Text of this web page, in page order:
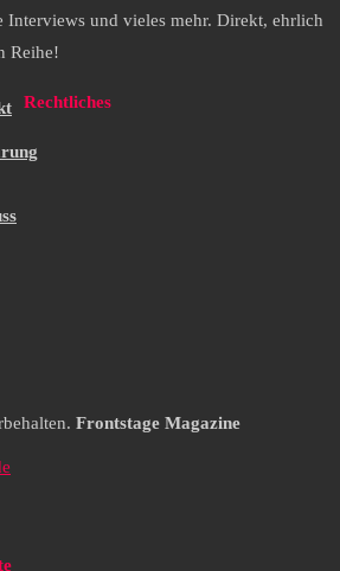
Interviews und vieles mehr. Direkt, ehrlich
Reihe!
Rechtliches
Frontstage Magazine